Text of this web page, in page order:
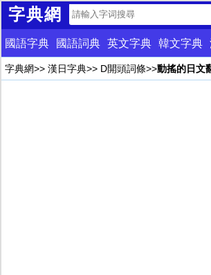
字典網
國語字典 國語詞典 英文字典 韓文字典
字典網>> 漢日字典>> D開頭詞條>>動搖的日文